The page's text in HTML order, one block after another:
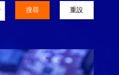
搜尋 重設